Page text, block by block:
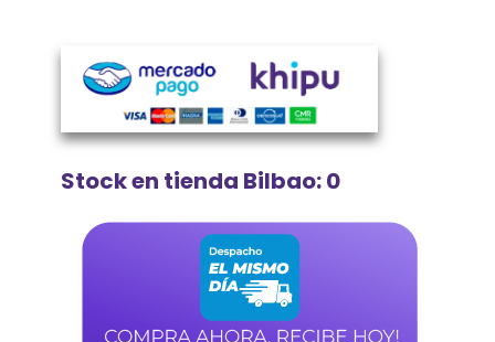
Stock en tienda Bilbao: 0